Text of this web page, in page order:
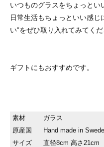
いつものグラスをちょっとい
日常生活もちょっといい感じ
い”をぜひ取り入れてみてくだ
ギフトにもおすすめです。
素材
ガラス
原産国
Hand made in
サイズ
直径8cm 高さ21cm